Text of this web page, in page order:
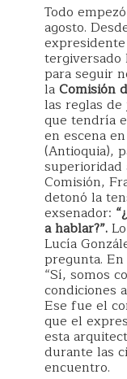
Todo
agosto.
expresidente
tergiversado
para seguir
laComisión
las reglas
que tendría
en escena
(Antioquia),
Comisión,
detonó la
exsenador:
a hablar?”.
Lucía
pregunta.
“Sí, somos
condiciones
Ese fue el
que el
esta
durante las
encuentro.